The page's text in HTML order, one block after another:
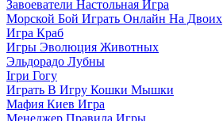
Завоеватели Настольная Игра
Морской Бой Играть Онлайн На Двоих
Игра Краб
Игры Эволюция Животных
Эльдорадо Лубны
Ігри Гогу
Играть В Игру Кошки Мышки
Мафия Киев Игра
Менеджер Правила Игры